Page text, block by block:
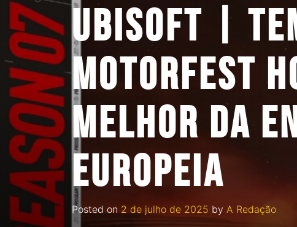
UBISOFT |
MOTORFEST
MELHOR DA
EUROPEIA
Posted on 2 de julho de 2025 by A Redação